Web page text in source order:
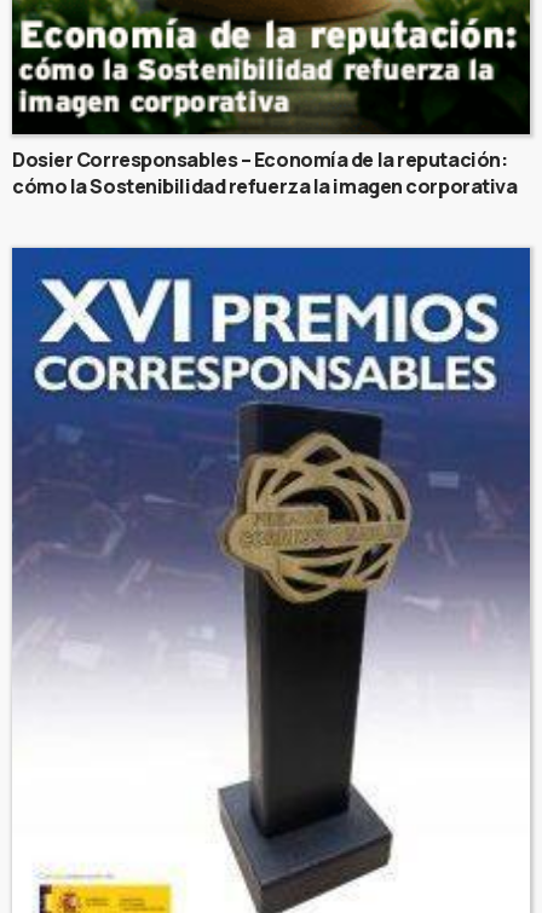
Dosier Corresponsables – Economía de la reputación:
cómo la Sostenibilidad refuerza la imagen corporativa